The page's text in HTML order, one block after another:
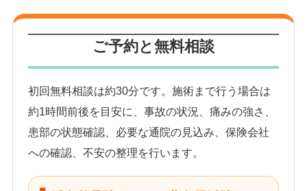
ご予約と無料相談
初回無料相談は約30分です。施術まで行う場合は
約1時間前後を目安に、事故の状況、痛みの強さ、
患部の状態確認、必要な通院の見込み、保険会社
への確認、不安の整理を行います。